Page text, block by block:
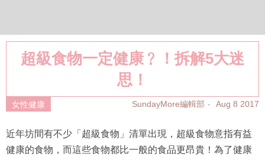
超級食物一定健康﹖！拆解5大迷
思！
女性健康 SundayMore編輯部 Aug 8 2017
近年坊間有不少「超級食物」清單出現，超級食物意指有益
健康的食物，而這些食物都比一般的食品更昂貴！為了健康